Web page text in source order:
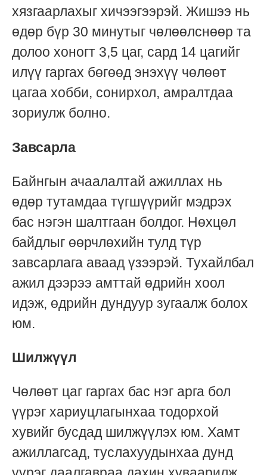
хязгаарлахыг хичээгээрэй. Жишээ нь
өдөр бүр 30 минутыг чөлөөлснөөр та
долоо хоногт 3,5 цаг, сард 14 цагийг
илүү гаргах бөгөөд энэхүү чөлөөт
цагаа хобби, сонирхол, амралтдаа
зориулж болно.
Завсарла
Байнгын ачаалалтай ажиллах нь
өдөр тутамдаа түгшүүрийг мэдрэх
бас нэгэн шалтгаан болдог. Нөхцөл
байдлыг өөрчлөхийн тулд түр
завсарлага аваад үзээрэй. Тухайлбал
ажил дээрээ амттай өдрийн хоол
идэж, өдрийн дундуур зугаалж болох
юм.
Шилжүүл
Чөлөөт цаг гаргах бас нэг арга бол
үүрэг хариуцлагынхаа тодорхой
хувийг бусдад шилжүүлэх юм. Хамт
ажиллагсад, туслахуудынхаа дунд